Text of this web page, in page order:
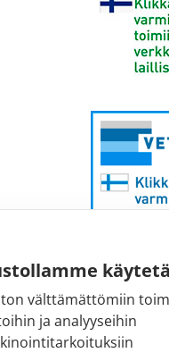
välttämättömiin
ja analyyseihin